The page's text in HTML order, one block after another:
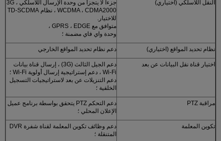
النقل اللاسلكي (اختياري)
جزءا لا يتجزأ من وحدة الإرسال اللاسلكي 3G ،
WCDMA ، CDMA2000 ، نظام TD-SCDMA
للاختيار.
متوافق مع GPRS ، EDGE ،
وحدة واي فاي مضمنة ؛
نظام تحديد المواقع (اختياري) دعم نظام تحديد المواقع الخارجي
اختيار قناة نقل البيانات عن بعد
دعم الجيل الثالث (3G) ، إرسال قناة بيانات
Wi-Fi ، دعم إستراتيجية إرسال أولوية Wi-Fi ؛
دعم التنزيلات عن بعد لاستراتيجيات التسجيل
الخلفية ؛
مراقبة PTZ
دعم التحكم PTZ يتحقق بواسطة برنامج عميل
الإعلان المحلي ؛
تكوين المعلمة
دعم وظائف تكوين المعلمة لقناة شفرة DVR
المتنقلة ؛